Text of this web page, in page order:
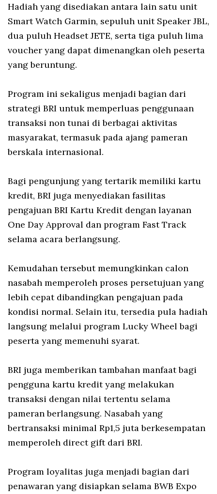
Hadiah yang disediakan antara lain satu unit
Smart Watch Garmin, sepuluh unit Speaker JBL,
dua puluh Headset JETE, serta tiga puluh lima
voucher yang dapat dimenangkan oleh peserta
yang beruntung.
Program ini sekaligus menjadi bagian dari
strategi BRI untuk memperluas penggunaan
transaksi non tunai di berbagai aktivitas
masyarakat, termasuk pada ajang pameran
berskala internasional.
Bagi pengunjung yang tertarik memiliki kartu
kredit, BRI juga menyediakan fasilitas
pengajuan BRI Kartu Kredit dengan layanan
One Day Approval dan program Fast Track
selama acara berlangsung.
Kemudahan tersebut memungkinkan calon
nasabah memperoleh proses persetujuan yang
lebih cepat dibandingkan pengajuan pada
kondisi normal. Selain itu, tersedia pula hadiah
langsung melalui program Lucky Wheel bagi
peserta yang memenuhi syarat.
BRI juga memberikan tambahan manfaat bagi
pengguna kartu kredit yang melakukan
transaksi dengan nilai tertentu selama
pameran berlangsung. Nasabah yang
bertransaksi minimal Rp1,5 juta berkesempatan
memperoleh direct gift dari BRI.
Program loyalitas juga menjadi bagian dari
penawaran yang disiapkan selama BWB Expo